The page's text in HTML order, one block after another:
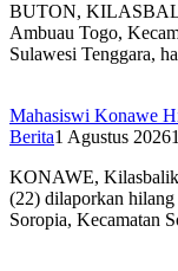
BUTON,
Ambuau Togo,
Sulawesi Tenggara,
Mahasiswi Konawe
Berita1 Agustus 2026
KONAWE,
(22) dilaporkan hilang
Soropia, Kecamatan